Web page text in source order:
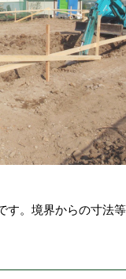
す。境界からの寸法